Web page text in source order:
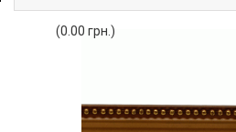
(0.00 грн.)